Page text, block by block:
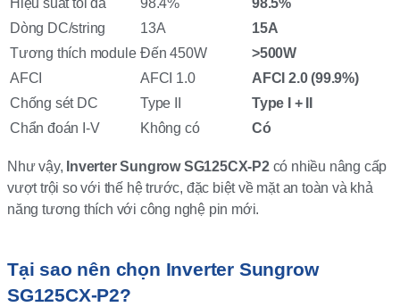
Hiệu suất tối đa 98.4%
98.5%
Dòng DC/string
13A
15A
Tương thích module Đến 450W
>500W
AFCI
AFCI 1.0
AFCI 2.0 (99.9%)
Chống sét DC
Type II
Type I + II
Chẩn đoán I-V
Không có Có
Như vậy, Inverter Sungrow SG125CX-P2có nhiều nâng cấp
vượt trội so với thế hệ trước, đặc biệt về mặt an toàn và khả
năng tương thích với công nghệ pin mới.
Tại sao nên chọn Inverter Sungrow
SG125CX-P2?